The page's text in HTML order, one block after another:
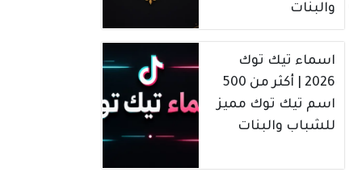
والبنات
اسماء تيك توك
2026 | أكثر من 500
اسم تيك توك مميز
للشباب والبنات